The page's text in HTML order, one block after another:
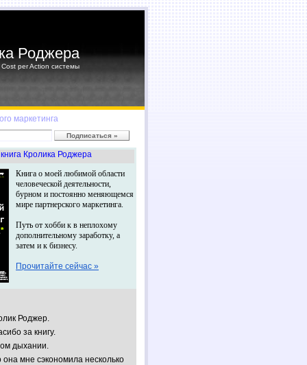
Роджера
per Action системы
маркетинга
Кролика Роджера
Книга о моей любимой области
человеческой деятельности,
бурном и постоянно меняющемся
мире партнерского маркетинга.
Путь от хобби к в неплохому
дополнительному заработку, а
затем и к бизнесу.
Прочитайте сейчас »
Роджер.
за книгу.
дыхании.
мне сэкономила несколько